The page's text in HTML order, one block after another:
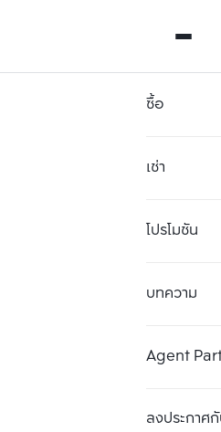
ซื้อ
เช่า
โปรโมชัน
บทความ
Agent
ลงประกาศกั